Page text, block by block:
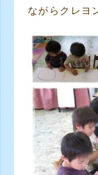
ながらクレヨ